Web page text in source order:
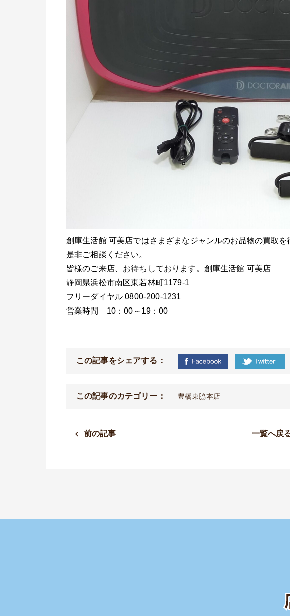
創庫生活館 可美店ではさまざまなジャンルのお品物の買取を
是非ご相談ください。
皆様のご来店、お待ちしております。創庫生活館 可美店
静岡県浜松市南区東若林町1179-1
フリーダイヤル 0800-200-1231
営業時間 10：00～19：00
この記事をシェアする：
この記事のカテゴリー： 豊橋東脇本店
前の記事 一覧へ戻